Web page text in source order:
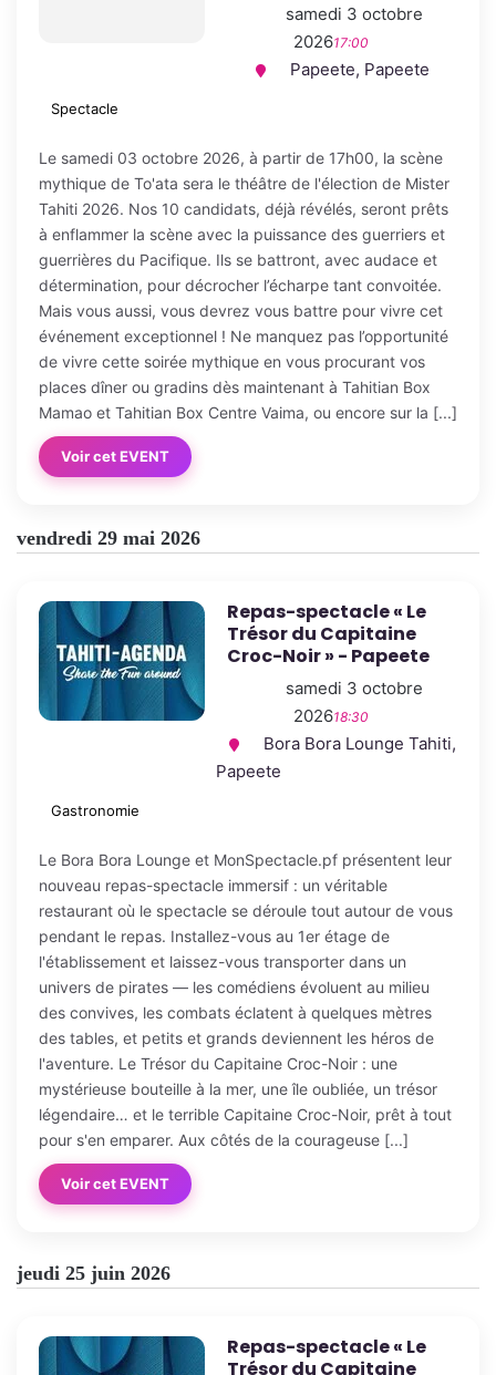
samedi 3 octobre
202617:00
Papeete, Papeete
Spectacle
Le samedi 03 octobre 2026, à partir de 17h00, la scène
mythique de To'ata sera le théâtre de l'élection de Mister
Tahiti 2026. Nos 10 candidats, déjà révélés, seront prêts
à enflammer la scène avec la puissance des guerriers et
guerrières du Pacifique. Ils se battront, avec audace et
détermination, pour décrocher l’écharpe tant convoitée.
Mais vous aussi, vous devrez vous battre pour vivre cet
événement exceptionnel ! Ne manquez pas l’opportunité
de vivre cette soirée mythique en vous procurant vos
places dîner ou gradins dès maintenant à Tahitian Box
Mamao et Tahitian Box Centre Vaima, ou encore sur la [...]
Voir cet EVENT
vendredi 29 mai 2026
Repas-spectacle « Le
Trésor du Capitaine
Croc-Noir » - Papeete
samedi 3 octobre
202618:30
Bora Bora Lounge Tahiti,
Papeete
Gastronomie
Le Bora Bora Lounge et MonSpectacle.pf présentent leur
nouveau repas-spectacle immersif : un véritable
restaurant où le spectacle se déroule tout autour de vous
pendant le repas. Installez-vous au 1er étage de
l'établissement et laissez-vous transporter dans un
univers de pirates — les comédiens évoluent au milieu
des convives, les combats éclatent à quelques mètres
des tables, et petits et grands deviennent les héros de
l'aventure. Le Trésor du Capitaine Croc-Noir : une
mystérieuse bouteille à la mer, une île oubliée, un trésor
légendaire… et le terrible Capitaine Croc-Noir, prêt à tout
pour s'en emparer. Aux côtés de la courageuse [...]
Voir cet EVENT
jeudi 25 juin 2026
Repas-spectacle « Le
Trésor du Capitaine